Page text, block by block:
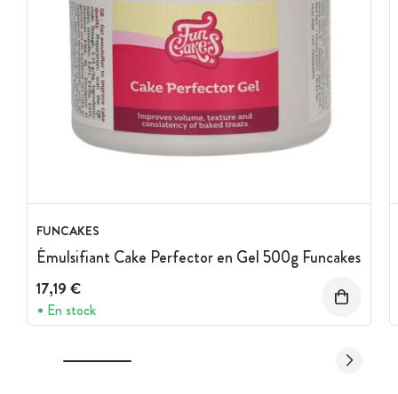
FUNCAKES
Émulsifiant Cake Perfector en Gel 500g Funcakes
17,19 €
En stock